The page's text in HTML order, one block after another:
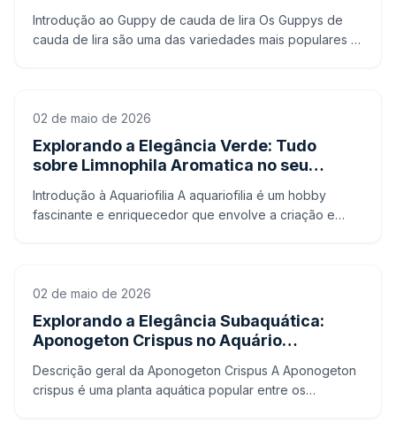
Introdução ao Guppy de cauda de lira Os Guppys de
cauda de lira são uma das variedades mais populares e
02 de maio de 2026
Explorando a Elegância Verde: Tudo
sobre Limnophila Aromatica no seu
Introdução à Aquariofilia A aquariofilia é um hobby
fascinante e enriquecedor que envolve a criação e
02 de maio de 2026
Explorando a Elegância Subaquática:
Aponogeton Crispus no Aquário
Descrição geral da Aponogeton Crispus A Aponogeton
crispus é uma planta aquática popular entre os